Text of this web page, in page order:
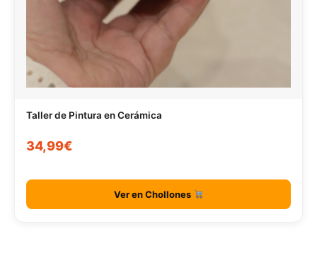
Taller de Pintura en Cerámica
34,99€
Ver en Chollones